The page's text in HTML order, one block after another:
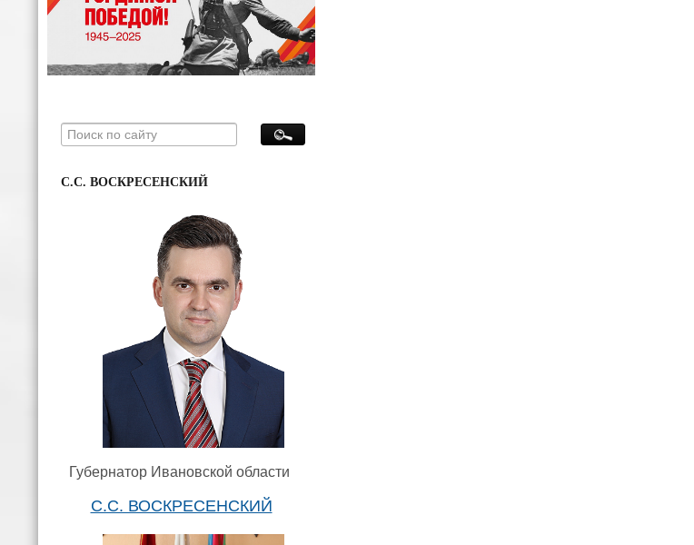
С.С. ВОСКРЕСЕНСКИЙ
Губернатор Ивановской области
С.С. ВОСКРЕСЕНСКИЙ